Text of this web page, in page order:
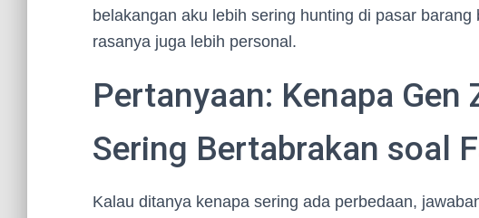
belakangan aku lebih sering hunting di pasar
rasanya juga lebih personal.
Pertanyaan: Kenapa Gen
Sering Bertabrakan soal
Kalau ditanya kenapa sering ada perbedaan,